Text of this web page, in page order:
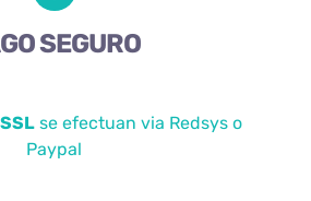
SEGURO
se efectuan via Redsys o
Paypal